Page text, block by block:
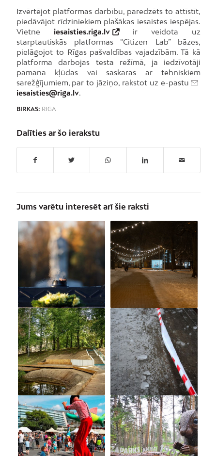
Izvērtējot platformas darbību, paredzēts to attīstīt,
piedāvājot rīdziniekiem plašākas iesaistes iespējas.
Vietne iesaisties.riga.lv
ir veidota uz
starptautiskās platformas “Citizen Lab” bāzes,
pielāgojot to Rīgas pašvaldības vajadzībām. Tā kā
platforma darbojas testa režīmā, ja iedzīvotāji
pamana kļūdas vai saskaras ar tehniskiem
sarežģījumiem, par to jāziņo, rakstot uz e-pastu
iesaisties@riga.lv.
BIRKAS: RĪGA
Dalīties ar šo ierakstu
Jums varētu interesēt arī šie raksti